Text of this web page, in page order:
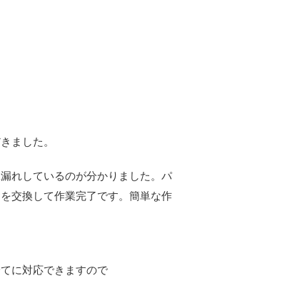
ました。
れしているのが分かりました。パ
交換して作業完了です。簡単な作
に対応できますので